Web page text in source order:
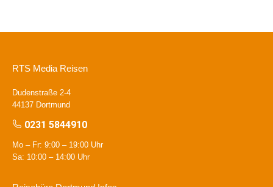
RTS Media Reisen
Dudenstraße 2-4
44137 Dortmund
0231 5844910
Mo – Fr: 9:00 – 19:00 Uhr
Sa: 10:00 – 14:00 Uhr